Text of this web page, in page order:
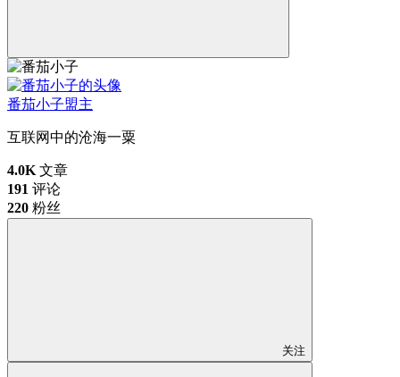
番茄小子盟主
互联网中的沧海一粟
4.0K 文章
191 评论
220 粉丝
关注